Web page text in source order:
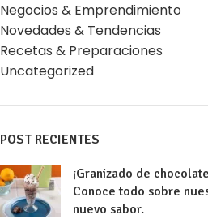
Negocios & Emprendimiento
Novedades & Tendencias
Recetas & Preparaciones
Uncategorized
POST RECIENTES
¡Granizado de
Conoce todo sobre
nuevo sabor.